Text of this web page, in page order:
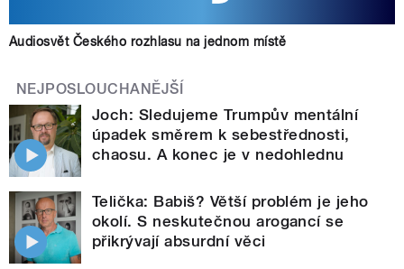
Audiosvět Českého rozhlasu na jednom místě
NEJPOSLOUCHANĚJŠÍ
Joch: Sledujeme Trumpův mentální
úpadek směrem k sebestřednosti,
chaosu. A konec je v nedohlednu
Telička: Babiš? Větší problém je jeho
okolí. S neskutečnou arogancí se
přikrývají absurdní věci